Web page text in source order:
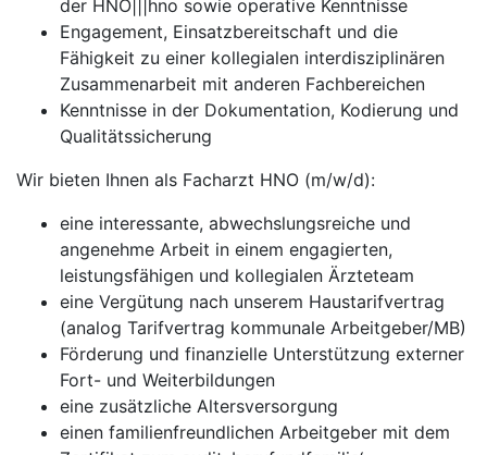
der HNO|||hno sowie operative Kenntnisse
Engagement, Einsatzbereitschaft und die
Fähigkeit zu einer kollegialen interdisziplinären
Zusammenarbeit mit anderen Fachbereichen
Kenntnisse in der Dokumentation, Kodierung und
Qualitätssicherung
Wir bieten Ihnen als Facharzt HNO (m/w/d):
eine interessante, abwechslungsreiche und
angenehme Arbeit in einem engagierten,
leistungsfähigen und kollegialen Ärzteteam
eine Vergütung nach unserem Haustarifvertrag
(analog Tarifvertrag kommunale Arbeitgeber/MB)
Förderung und finanzielle Unterstützung externer
Fort- und Weiterbildungen
eine zusätzliche Altersversorgung
einen familienfreundlichen Arbeitgeber mit dem